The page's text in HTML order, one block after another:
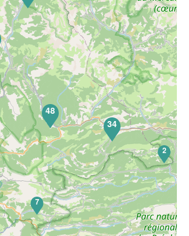
7
2
48
34